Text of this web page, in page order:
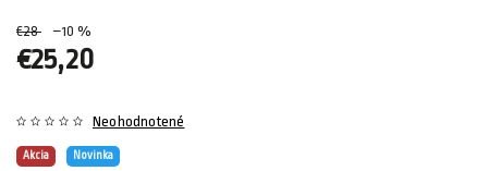
€28 –10 %
€25,20
Akcia Novinka
Neohodnotené